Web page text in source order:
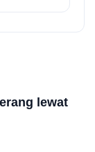
lewat